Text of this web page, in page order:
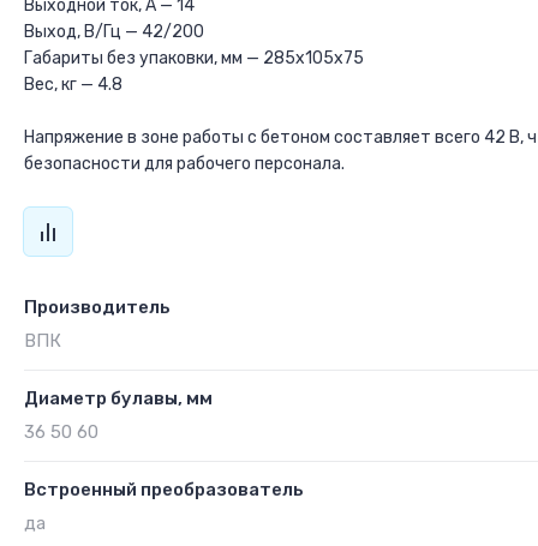
Выходной ток, А — 14
Выход, В/Гц — 42/200
Габариты без упаковки, мм — 285х105х75
Вес, кг — 4.8
Напряжение в зоне работы с бетоном составляет всего 42 В,
безопасности для рабочего персонала.
Производитель
ВПК
Диаметр булавы, мм
36 50 60
Встроенный преобразователь
да